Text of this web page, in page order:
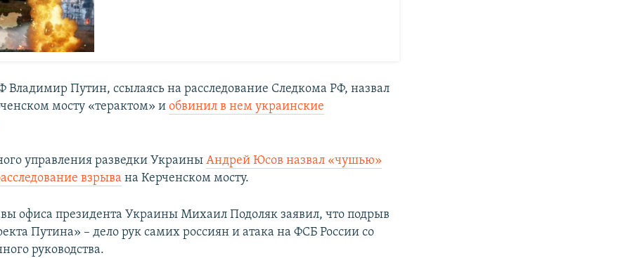
Владимир Путин, ссылаясь на расследование Следкома РФ, назвал
мосту «терактом» иобвинил в нем украинские
управления разведки УкраиныАндрей Юсов назвал «чушью»
взрыва на Керченском мосту.
офиса президента Украины Михаил Подоляк заявил, что подрыв
Путина» – дело рук самих россиян и атака на ФСБ России со
руководства.